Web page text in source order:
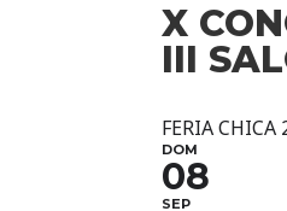
X
III
FERIA CHICA
DOM
08
SEP